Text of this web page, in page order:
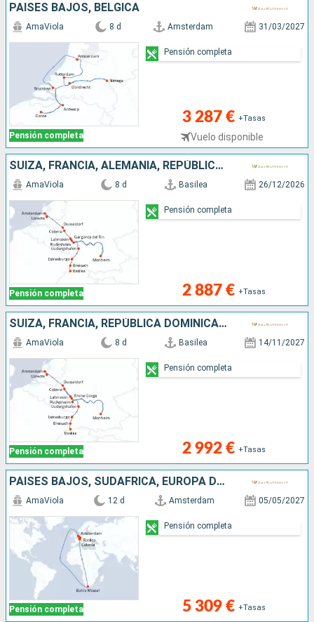
PAISES BAJOS, BÉLGICA
Pensión completa
AmaViola 8 d Amsterdam 31/03/2027
3 287 € +Tasas
Vuelo disponible
Pensión completa
SUIZA, FRANCIA, ALEMANIA, REPÚBLICA DOMINICANA, PAISES BAJOS
Pensión completa
AmaViola 8 d Basilea 26/12/2026
2 887 € +Tasas
Pensión completa
SUIZA, FRANCIA, REPÚBLICA DOMINICANA, ALEMANIA, PAISES BAJOS
Pensión completa
AmaViola 8 d Basilea 14/11/2027
2 992 € +Tasas
Pensión completa
PAISES BAJOS, SUDAFRICA, EUROPA DEL NORTE, ALEMANIA, FRANCIA, SUIZA
Pensión completa
AmaViola 12 d Amsterdam 05/05/2027
5 309 € +Tasas
Pensión completa